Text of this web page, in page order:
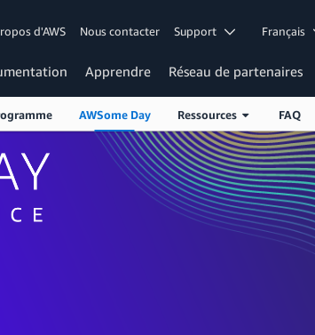
d'AWS Nous contacter Support Français
Apprendre Réseau de partenaires
AWSome Day Ressources FAQ